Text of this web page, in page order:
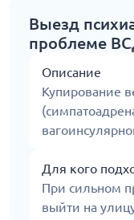
Выезд
проблеме
Описание
Купирование
Для кого
При сильном
выйти на